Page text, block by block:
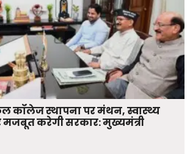
कॉलेज स्थापना पर मंथन, स्वास्थ्य
करेगी सरकार: मुख्यमंत्री